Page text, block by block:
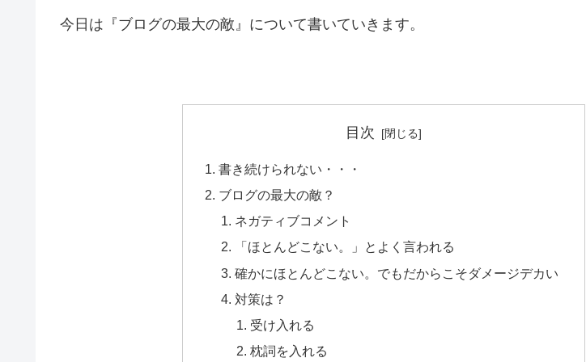
今日は『ブログの最大の敵』について書いていきます。
目次
書き続けられない・・・
ブログの最大の敵？
ネガティブコメント
「ほとんどこない。」とよく言われる
確かにほとんどこない。でもだからこそダメージデカい
対策は？
受け入れる
枕詞を入れる